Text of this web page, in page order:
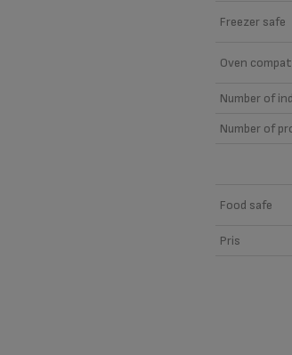
Freezer safe
Oven
Number of
Number of
Food safe
Pris